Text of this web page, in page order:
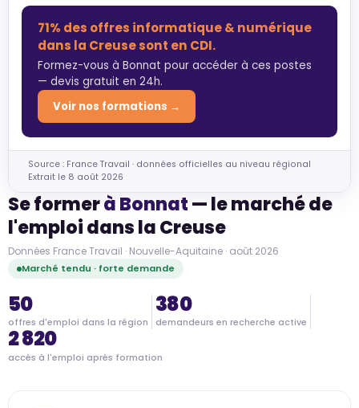
71% des offres informatique & numérique
dans la Creuse sont en CDI.
Formez-vous à Bonnat pour accéder à ces postes
— devis gratuit en 24h.
Voir nos formations →
Source : France Travail · données officielles au niveau régional
Extrait le 8 août 2026
Se formerà Bonnat— le marché de
l'emploi dans la Creuse
Données France Travail · Nouvelle-Aquitaine · août 2026
Marché tendu · forte demande
50
offres d'emploi dans la région
380
demandeurs en recherche active
2 820
accès à l'emploi après formation